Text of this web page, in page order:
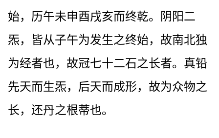
始，历午未申酉戌亥而终乾。阴阳二
炁，皆从子午为发生之终始，故南北独
为经者也，故冠七十二石之长者。真铅
先天而生炁，后天而成形，故为众物之
长，还丹之根蒂也。